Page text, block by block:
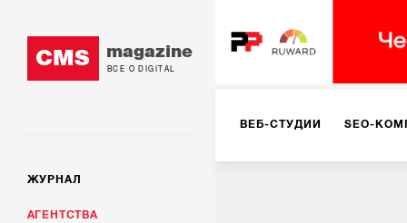
CMS magazine
ВСЕ О DIGITAL
ЖУРНАЛ
АГЕНТСТВА
ВЕБ-СТУДИИ SEO-